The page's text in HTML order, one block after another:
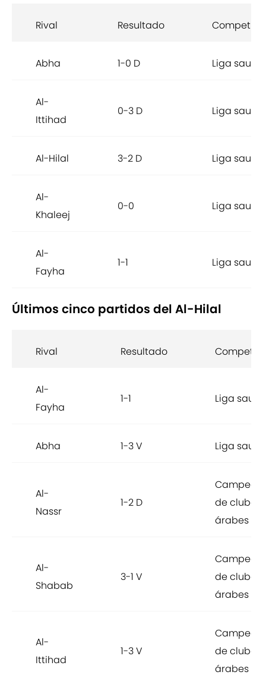
Rival Resultado
Abha 1-0 D Liga saudí
Al-
Ittihad
0-3 D Liga saudí
Al-Hilal 3-2 D Liga saudí
Al-
Khaleej
0-0 Liga saudí
Al-
Fayha
1-1 Liga saudí
Últimos cinco partidos del Al-Hilal
Rival Resultado
Al-
Fayha
1-1 Liga saudí
Abha 1-3 V Liga saudí
Al-
Nassr
1-2 D
de clubes
árabes
Al-
Shabab
3-1 V
de clubes
árabes
Al-
Ittihad
1-3 V
de clubes
árabes